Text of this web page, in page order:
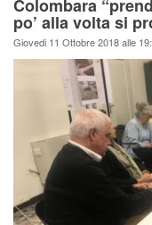
Colombara
po’ alla volta si
Giovedi 11 Ottobre 2018 alle